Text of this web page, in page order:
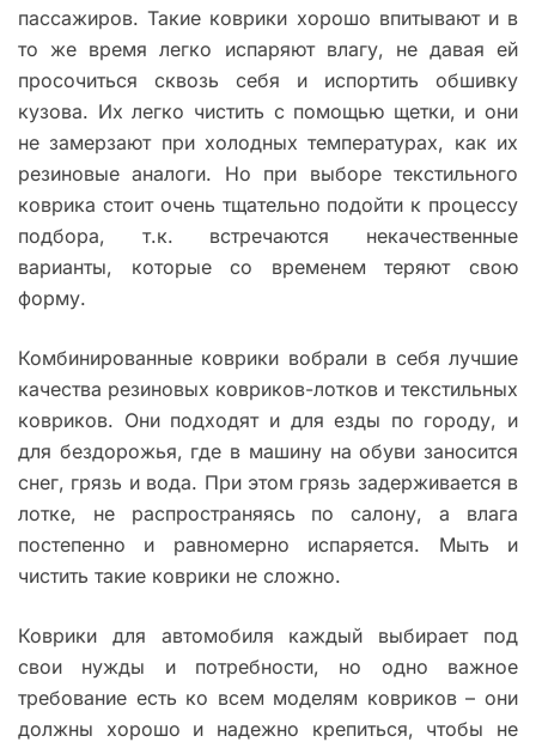
пассажиров. Такие коврики хорошо впитывают и в
то же время легко испаряют влагу, не давая ей
просочиться сквозь себя и испортить обшивку
кузова. Их легко чистить с помощью щетки, и они
не замерзают при холодных температурах, как их
резиновые аналоги. Но при выборе текстильного
коврика стоит очень тщательно подойти к процессу
подбора, т.к. встречаются некачественные
варианты, которые со временем теряют свою
форму.
Комбинированные коврики вобрали в себя лучшие
качества резиновых ковриков-лотков и текстильных
ковриков. Они подходят и для езды по городу, и
для бездорожья, где в машину на обуви заносится
снег, грязь и вода. При этом грязь задерживается в
лотке, не распространяясь по салону, а влага
постепенно и равномерно испаряется. Мыть и
чистить такие коврики не сложно.
Коврики для автомобиля каждый выбирает под
свои нужды и потребности, но одно важное
требование есть ко всем моделям ковриков – они
должны хорошо и надежно крепиться, чтобы не